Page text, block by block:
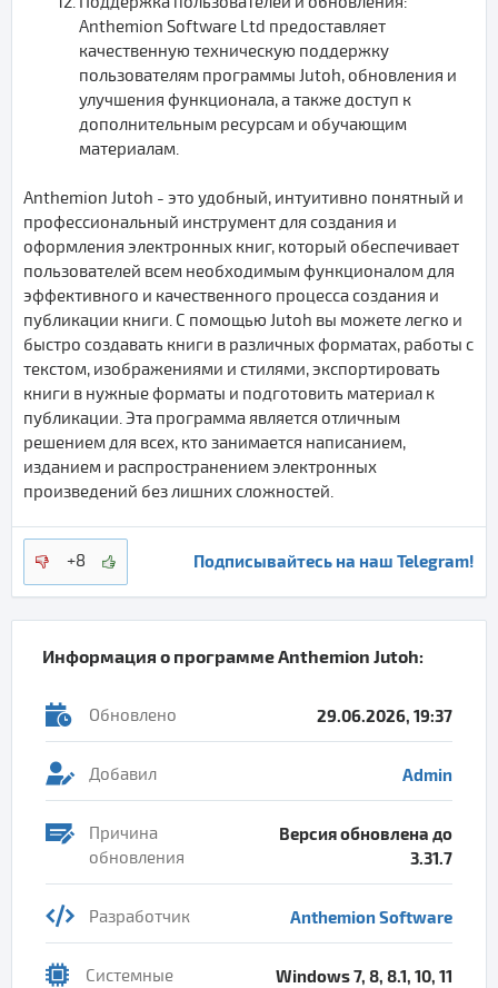
Anthemion Software Ltd предоставляет
качественную техническую поддержку
пользователям программы Jutoh, обновления и
улучшения функционала, а также доступ к
дополнительным ресурсам и обучающим
материалам.
Anthemion Jutoh - это удобный, интуитивно понятный и
профессиональный инструмент для создания и
оформления электронных книг, который обеспечивает
пользователей всем необходимым функционалом для
эффективного и качественного процесса создания и
публикации книги. С помощью Jutoh вы можете легко и
быстро создавать книги в различных форматах, работы с
текстом, изображениями и стилями, экспортировать
книги в нужные форматы и подготовить материал к
публикации. Эта программа является отличным
решением для всех, кто занимается написанием,
изданием и распространением электронных
произведений без лишних сложностей.
+8 Подписывайтесь на наш Telegram!
Информация о программеAnthemion Jutoh:
Обновлено 29.06.2026, 19:37
Добавил Admin
Причина
обновления
Версия обновлена до
3.31.7
Разработчик Anthemion Software
Системные
Windows 7, 8, 8.1, 10, 11